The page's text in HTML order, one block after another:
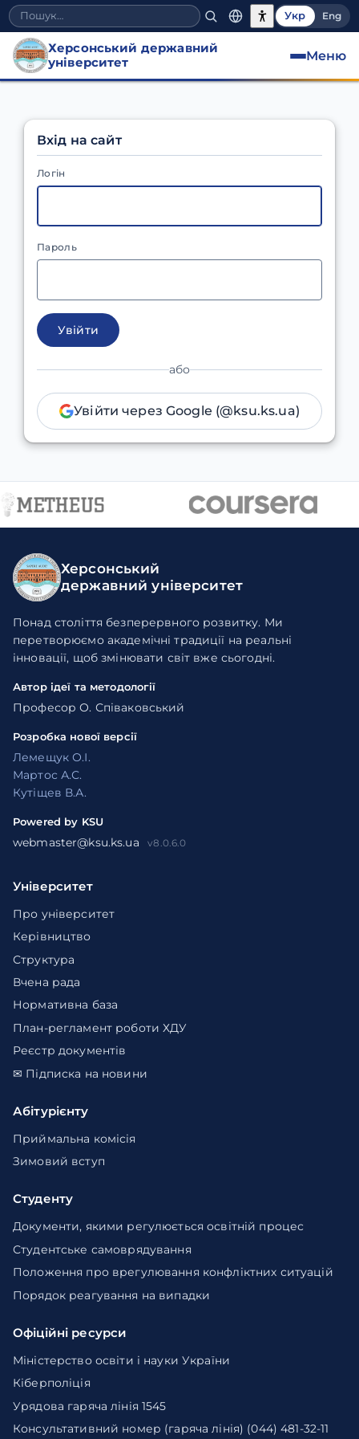
Укр Eng
Херсонський державний
університет
Меню
Вхід на сайт
Логін
Пароль
Увійти
або
Увійти через Google (@ksu.ks.ua)
Херсонський
державний університет
Понад століття безперервного розвитку. Ми
перетворюємо академічні традиції на реальні
інновації, щоб змінювати світ вже сьогодні.
Автор ідеї та методології
Професор О. Співаковський
Розробка нової версії
Лемещук О.І.
Мартос А.С.
Кутіщев В.А.
Powered by KSU
webmaster@ksu.ks.ua v8.0.6.0
Університет
Про університет
Керівництво
Структура
Вчена рада
Нормативна база
План-регламент роботи ХДУ
Реєстр документів
✉ Підписка на новини
Абітурієнту
Приймальна комісія
Зимовий вступ
Студенту
Документи, якими регулюється освітній процес
Студентське самоврядування
Положення про врегулювання конфліктних ситуацій
Порядок реагування на випадки
Офіційні ресурси
Міністерство освіти і науки України
Кіберполіція
Урядова гаряча лінія 1545
Консультативний номер (гаряча лінія) (044) 481-32-11